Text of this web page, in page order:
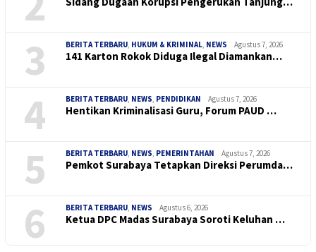
3 BERITA TERBARU, HUKUM & KRIMINAL, NEWS Agustus 7, 2026
141 Karton Rokok Diduga Ilegal Diamankan…
4 BERITA TERBARU, NEWS, PENDIDIKAN Agustus 7, 2026
Hentikan Kriminalisasi Guru, Forum PAUD …
5 BERITA TERBARU, NEWS, PEMERINTAHAN Agustus 7, 2026
Pemkot Surabaya Tetapkan Direksi Perumda…
6 BERITA TERBARU, NEWS Agustus 6, 2026
Ketua DPC Madas Surabaya Soroti Keluhan …